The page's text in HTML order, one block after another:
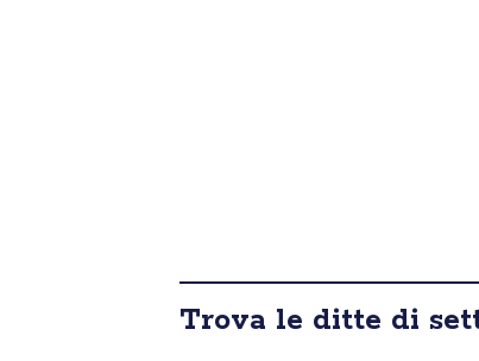
Trova le ditte di